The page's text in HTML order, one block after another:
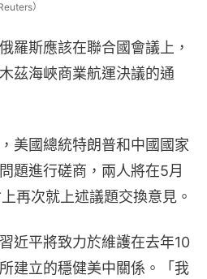
）
羅斯應該在聯合國會議上，
茲海峽商業航運決議的通
美國總統特朗普和中國國家
題進行磋商，兩人將在5月
再次就上述議題交換意見。
近平將致力於維護在去年10
建立的穩健美中關係。「我